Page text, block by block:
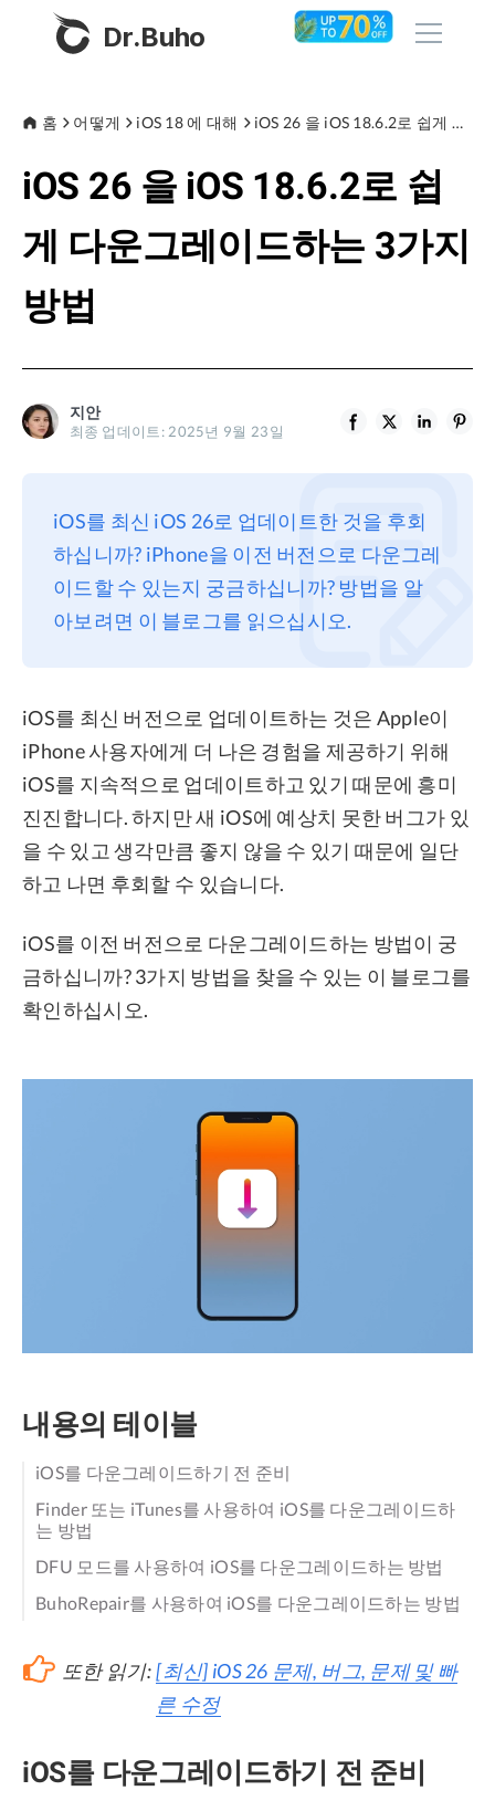
Dr.Buho
제품
BuhoCleaner
BuhoUnlocker
BuhoRepair
BuhoLaunchpad
스토어
블로그
프라이버시
조항
환불
홈 어떻게 iOS 18 에 대해 iOS 26 을 iOS 18.6.2로 쉽게 다운그레이드하는 3가지 방법
iOS 26 을 iOS 18.6.2로 쉽
게 다운그레이드하는 3가지
방법
지안
최종 업데이트: 2025년 9월 23일
iOS를 최신 iOS 26로 업데이트한 것을 후회
하십니까? iPhone을 이전 버전으로 다운그레
이드할 수 있는지 궁금하십니까? 방법을 알
아보려면 이 블로그를 읽으십시오.
iOS를 최신 버전으로 업데이트하는 것은 Apple이
iPhone 사용자에게 더 나은 경험을 제공하기 위해
iOS를 지속적으로 업데이트하고 있기 때문에 흥미
진진합니다. 하지만 새 iOS에 예상치 못한 버그가 있
을 수 있고 생각만큼 좋지 않을 수 있기 때문에 일단
하고 나면 후회할 수 있습니다.
iOS를 이전 버전으로 다운그레이드하는 방법이 궁
금하십니까? 3가지 방법을 찾을 수 있는 이 블로그를
확인하십시오.
내용의 테이블
iOS를 다운그레이드하기 전 준비
Finder 또는 iTunes를 사용하여 iOS를 다운그레이드하
는 방법
DFU 모드를 사용하여 iOS를 다운그레이드하는 방법
BuhoRepair를 사용하여 iOS를 다운그레이드하는 방법
또한 읽기: [최신] iOS 26 문제, 버그, 문제 및 빠
른 수정
iOS를 다운그레이드하기 전 준비